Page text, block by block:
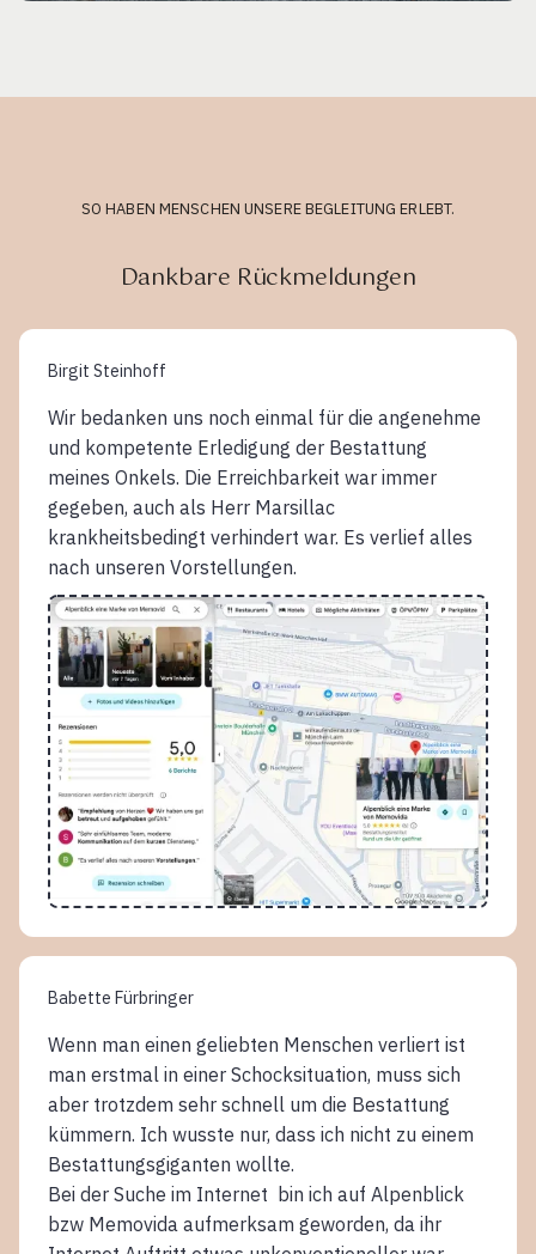
SO HABEN MENSCHEN UNSERE BEGLEITUNG ERLEBT.
Dankbare Rückmeldungen
Birgit Steinhoff
Wir bedanken uns noch einmal für die angenehme
und kompetente Erledigung der Bestattung
meines Onkels. Die Erreichbarkeit war immer
gegeben, auch als Herr Marsillac
krankheitsbedingt verhindert war. Es verlief alles
nach unseren Vorstellungen.
Babette Fürbringer
Wenn man einen geliebten Menschen verliert ist
man erstmal in einer Schocksituation, muss sich
aber trotzdem sehr schnell um die Bestattung
kümmern. Ich wusste nur, dass ich nicht zu einem
Bestattungsgiganten wollte.
Bei der Suche im Internet bin ich auf Alpenblick
bzw Memovida aufmerksam geworden, da ihr